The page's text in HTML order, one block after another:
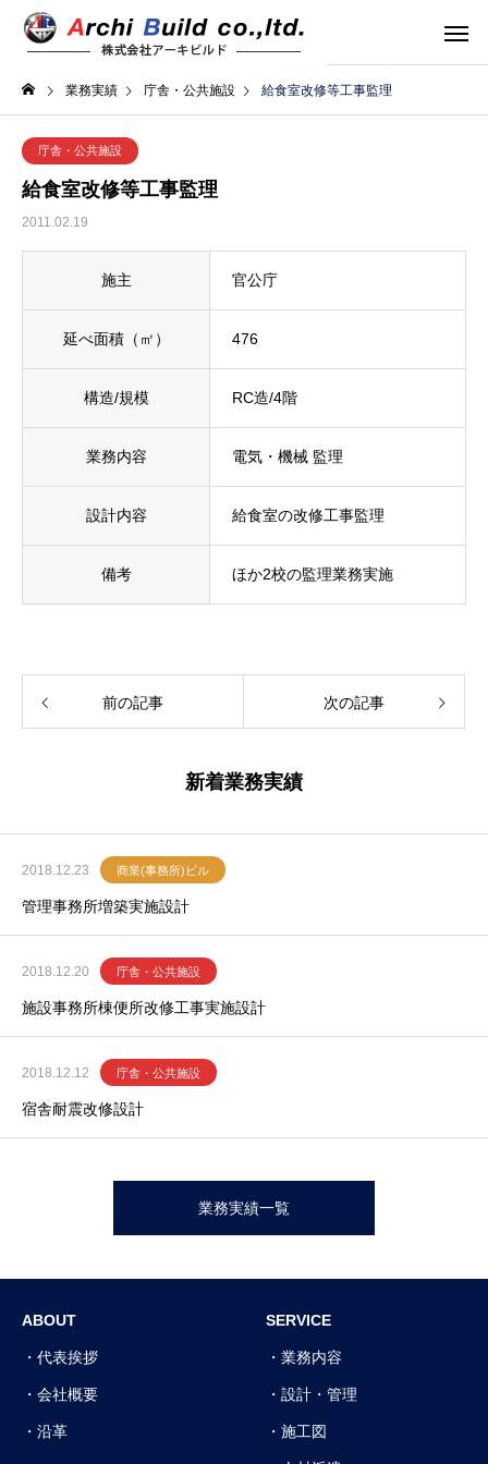
業務実績 庁舎・公共施設 給食室改修等工事監理
庁舎・公共施設
給食室改修等工事監理
2011.02.19
施主 官公庁
延べ面積（㎡） 476
構造/規模 RC造/4階
業務内容 電気・機械 監理
設計内容 給食室の改修工事監理
備考 ほか2校の監理業務実施
前の記事 次の記事
新着業務実績
2018.12.23 商業(事務所)ビル
管理事務所増築実施設計
2018.12.20 庁舎・公共施設
施設事務所棟便所改修工事実施設計
2018.12.12 庁舎・公共施設
宿舎耐震改修設計
業務実績一覧
ABOUT
代表挨拶
会社概要
沿革
SERVICE
業務内容
設計・管理
施工図